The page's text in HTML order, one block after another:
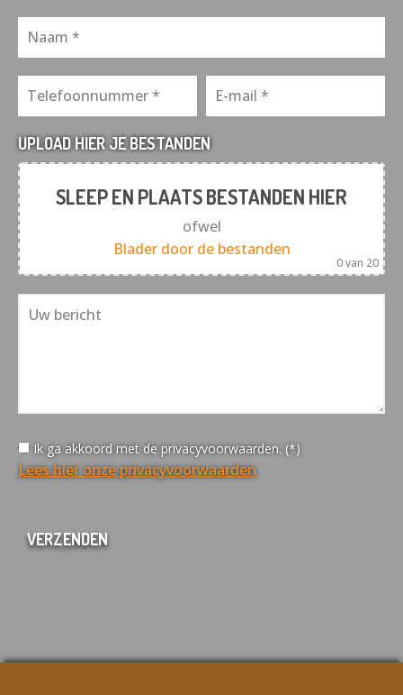
UPLOAD HIER JE BESTANDEN
SLEEP EN PLAATS BESTANDEN HIER
ofwel
Blader door de bestanden
0van 20
Ik ga akkoord met de privacyvoorwaarden. (*)
Lees hier onze privacyvoorwaarden